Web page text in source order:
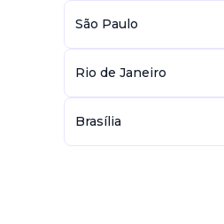
São Paulo
Rio de Janeiro
Brasília